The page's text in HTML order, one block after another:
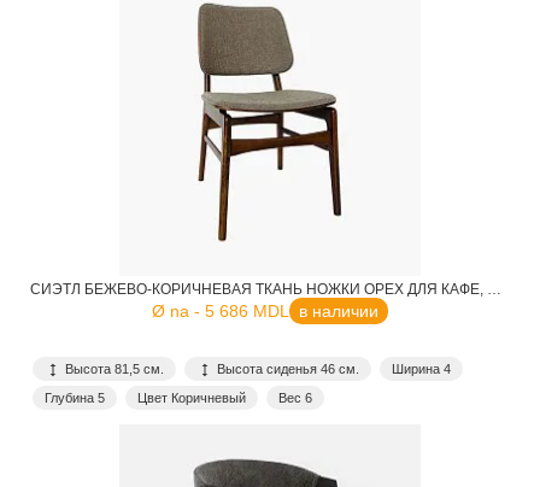
СИЭТЛ БЕЖЕВО-КОРИЧНЕВАЯ ТКАНЬ НОЖКИ ОРЕХ ДЛЯ КАФЕ, РЕСТОРАНА, ДОМА, КУХНИ
Ø na - 5 686 MDL в наличии
Высота 81,5 см. Высота сиденья 46 см.
Ширина 4
Глубина 5
Цвет Коричневый Вес 6